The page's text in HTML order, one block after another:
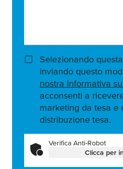
Selezionando
inviando questo
nostra Informativa
acconsenti a
marketing da tesa e
distribuzione tesa.
Verifica Anti-Robot
Clicca per